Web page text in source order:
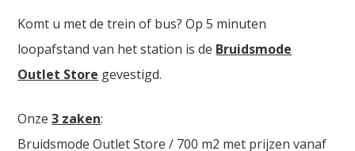
Komt u met de trein of bus? Op 5 minuten
loopafstand van het station is de Bruidsmode
Outlet Store gevestigd.
Onze3 zaken:
Bruidsmode Outlet Store / 700 m2 met prijzen vanaf